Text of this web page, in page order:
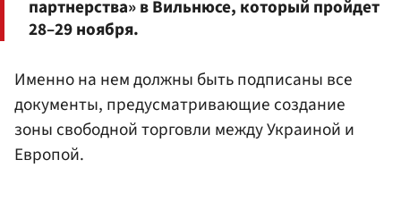
партнерства» в Вильнюсе, который пройдет
28–29 ноября.
Именно на нем должны быть подписаны все
документы, предусматривающие создание
зоны свободной торговли между Украиной и
Европой.